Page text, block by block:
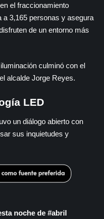
el fraccionamiento
a 3,165 personas y asegura
de un entorno más
culminó con el
alcalde Jorge Reyes.
LED
un diálogo abierto con
sus inquietudes y
noche de #abril